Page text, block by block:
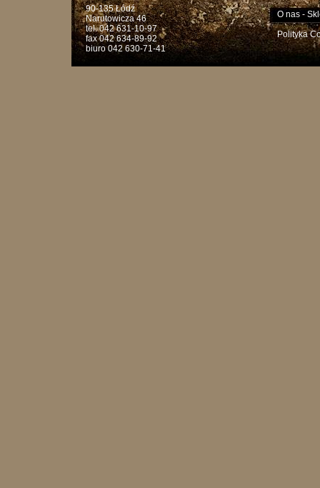
90-135 Łódź
Narutowicza 46
tel. 042 631-10-97
fax 042 634-89-92
biuro 042 630-71-41
O nas-
Polityka